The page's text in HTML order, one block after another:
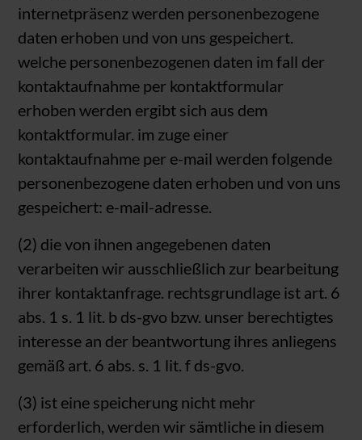
internetpräsenz werden personenbezogene
daten erhoben und von uns gespeichert.
welche personenbezogenen daten im fall der
kontaktaufnahme per kontaktformular
erhoben werden ergibt sich aus dem
kontaktformular. im zuge einer
kontaktaufnahme per e-mail werden folgende
personenbezogene daten erhoben und von uns
gespeichert: e-mail-adresse.
(2) die von ihnen angegebenen daten
verarbeiten wir ausschließlich zur bearbeitung
ihrer kontaktanfrage. rechtsgrundlage ist art. 6
abs. 1 s. 1 lit. b ds-gvo bzw. unser berechtigtes
interesse an der beantwortung ihres anliegens
gemäß art. 6 abs. s. 1 lit. f ds-gvo.
(3) ist eine speicherung nicht mehr
erforderlich, werden wir sämtliche in diesem